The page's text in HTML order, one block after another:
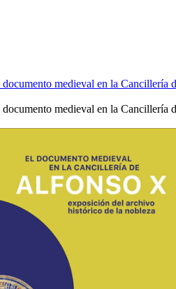
medieval en la Cancillería
medieval en la Cancillería